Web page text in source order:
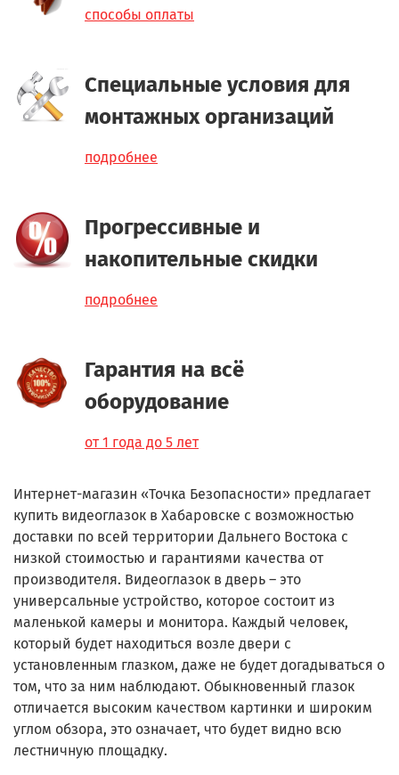
способы оплаты
Специальные условия для
монтажных организаций
подробнее
Прогрессивные и
накопительные скидки
подробнее
Гарантия на всё
оборудование
от 1 года до 5 лет
Интернет-магазин «Точка Безопасности» предлагает
купить видеоглазок в Хабаровске с возможностью
доставки по всей территории Дальнего Востока с
низкой стоимостью и гарантиями качества от
производителя. Видеоглазок в дверь – это
универсальные устройство, которое состоит из
маленькой камеры и монитора. Каждый человек,
который будет находиться возле двери с
установленным глазком, даже не будет догадываться о
том, что за ним наблюдают. Обыкновенный глазок
отличается высоким качеством картинки и широким
углом обзора, это означает, что будет видно всю
лестничную площадку.